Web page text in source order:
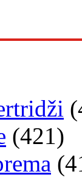
(421)